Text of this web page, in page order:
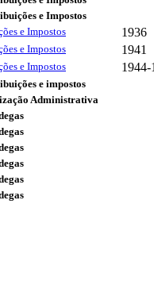
e Impostos
e Impostos
1936
e Impostos 1941
e Impostos 1944-
e impostos
Administrativa